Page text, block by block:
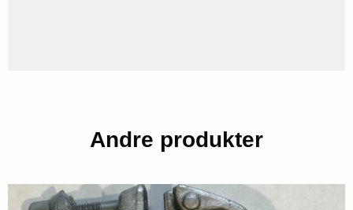
Andre produkter